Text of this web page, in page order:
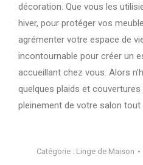
décoration. Que vous les
hiver, pour protéger vos
agrémenter votre espace de
incontournable pour créer un
accueillant chez vous. Alors
quelques plaids et
pleinement de votre salon tout
Catégorie : Linge de Maison